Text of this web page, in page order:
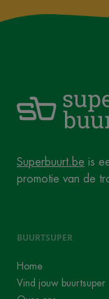
Superbuurt.be is
promotie van de
BUURTSUPER
Home
Vind jouw buurtsuper